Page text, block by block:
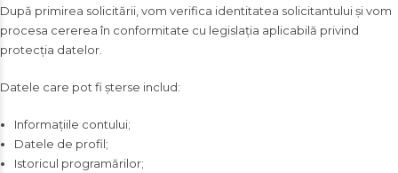
După primirea solicitării, vom verifica identitatea solicitantului și vom
procesa cererea în conformitate cu legislația aplicabilă privind
protecția datelor.
Datele care pot fi șterse includ:
Informațiile contului;
Datele de profil;
Istoricul programărilor;